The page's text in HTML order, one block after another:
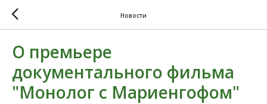
Новости
О премьере
документального фильма
"Монолог с Мариенгофом"